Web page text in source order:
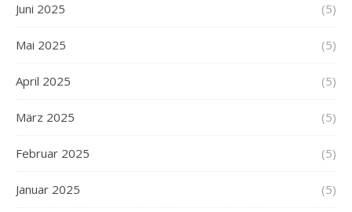
Juni 2025 (5)
Mai 2025 (5)
April 2025 (5)
März 2025 (5)
Februar 2025 (5)
Januar 2025 (5)